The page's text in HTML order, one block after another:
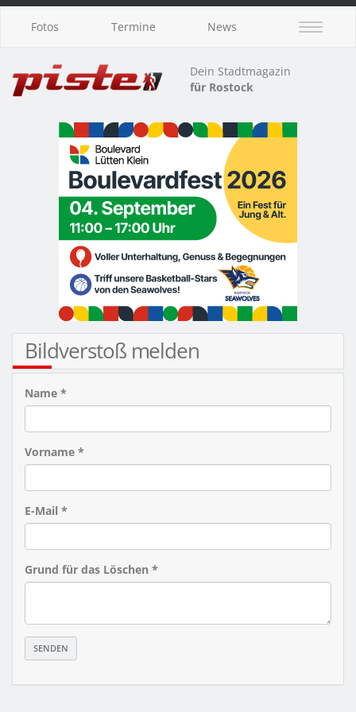
Fotos Termine News
Dein Stadtmagazin
für Rostock
Bildverstoß melden
Name *
Vorname *
E-Mail *
Grund für das Löschen *